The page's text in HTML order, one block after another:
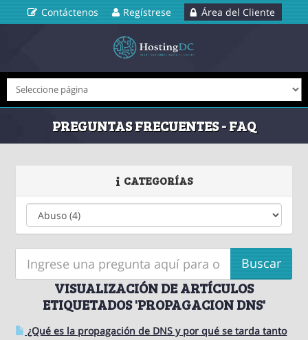
Contáctenos Regístrese Área del Cliente
PREGUNTAS FRECUENTES - FAQ
CATEGORÍAS
VISUALIZACIÓN DE ARTÍCULOS
ETIQUETADOS 'PROPAGACION DNS'
¿Qué es­ la propagación de DNS y por qué se tarda tanto